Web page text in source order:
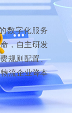
数字化服务
，自主研发
规则配置、
流企业降本